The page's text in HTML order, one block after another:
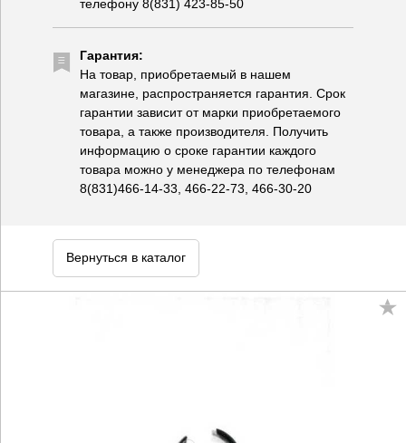
телефону 8(831) 423-85-50
Гарантия:
На товар, приобретаемый в нашем
магазине, распространяется гарантия. Срок
гарантии зависит от марки приобретаемого
товара, а также производителя. Получить
информацию о сроке гарантии каждого
товара можно у менеджера по телефонам
8(831)466-14-33, 466-22-73, 466-30-20
Вернуться в каталог